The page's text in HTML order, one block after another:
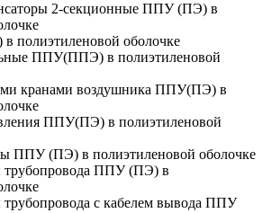
2-секционные ППУ (ПЭ) в
оболочке
ППУ(ППЭ) в полиэтиленовой
кранами воздушника ППУ(ПЭ) в
ППУ(ПЭ) в полиэтиленовой
ППУ (ПЭ) в полиэтиленовой оболочке
трубопровода ППУ (ПЭ) в
с кабелем вывода ППУ